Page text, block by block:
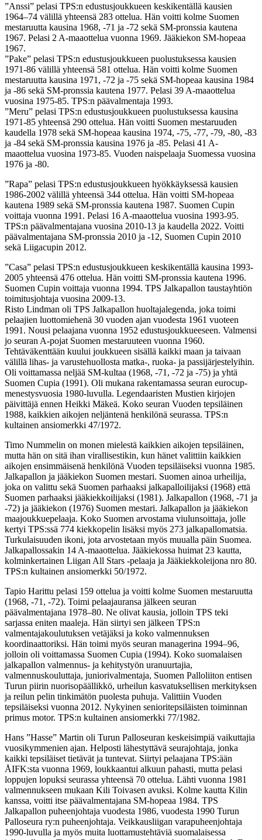
”Anssi” pelasi TPS:n edustusjoukkueen keskikentällä kausien
1964–74 välillä yhteensä 283 ottelua. Hän voitti kolme Suomen
mestaruutta kausina 1968, -71 ja -72 sekä SM-pronssia kautena
1967. Pelasi 2 A-maaottelua vuonna 1969. Jääkiekon SM-hopeaa
1967.
”Pake” pelasi TPS:n edustusjoukkueen puolustuksessa kausien
1971-86 välillä yhteensä 581 ottelua. Hän voitti kolme Suomen
mestaruutta kausina 1971, -72 ja -75 sekä SM-hopeaa kausina 1984
ja -86 sekä SM-pronssia kautena 1977. Pelasi 39 A-maaottelua
vuosina 1975-85. TPS:n päävalmentaja 1993.
”Meru” pelasi TPS:n edustusjoukkueen puolustuksessa kausina
1971-85 yhteensä 290 ottelua. Hän voitti Suomen mestaruuden
kaudella 1978 sekä SM-hopeaa kausina 1974, -75, -77, -79, -80, -83
ja -84 sekä SM-pronssia kausina 1976 ja -85. Pelasi 41 A-
maaottelua vuosina 1973-85. Vuoden naispelaaja Suomessa vuosina
1976 ja -80.
”Rapa” pelasi TPS:n edustusjoukkueen hyökkäyksessä kausien
1986-2002 välillä yhteensä 344 ottelua. Hän voitti SM-hopeaa
kautena 1989 sekä SM-pronssia kautena 1987. Suomen Cupin
voittaja vuonna 1991. Pelasi 16 A-maaottelua vuosina 1993-95.
TPS:n päävalmentajana vuosina 2010-13 ja kaudella 2022. Voitti
päävalmentajana SM-pronssia 2010 ja -12, Suomen Cupin 2010
sekä Liigacupin 2012.
”Casa” pelasi TPS:n edustusjoukkueen keskikentällä kausina 1993-
2005 yhteensä 476 ottelua. Hän voitti SM-pronssia kautena 1996.
Suomen Cupin voittaja vuonna 1994. TPS Jalkapallon taustayhtiön
toimitusjohtaja vuosina 2009-13.
Risto Lindman oli TPS Jalkapallon huoltajalegenda, joka toimi
pelaajien luottomiehenä 30 vuoden ajan vuodesta 1961 vuoteen
1991. Nousi pelaajana vuonna 1952 edustusjoukkueeseen. Valmensi
jo seuran A-pojat Suomen mestaruuteen vuonna 1960.
Tehtäväkenttään kuului joukkueen sisällä kaikki maan ja taivaan
välillä lihas- ja varustehuollosta matka-, ruoka- ja passijärjestelyihin.
Oli voittamassa neljää SM-kultaa (1968, -71, -72 ja -75) ja yhtä
Suomen Cupia (1991). Oli mukana rakentamassa seuran eurocup-
menestysvuosia 1980-luvulla. Legendaaristen Mustien kirjojen
päivittäjä ennen Heikki Mäkeä. Koko seuran Vuoden tepsiläinen
1988, kaikkien aikojen neljäntenä henkilönä seurassa. TPS:n
kultainen ansiomerkki 47/1972.
Timo Nummelin on monen mielestä kaikkien aikojen tepsiläinen,
mutta hän on sitä ihan virallisestikin, kun hänet valittiin kaikkien
aikojen ensimmäisenä henkilönä Vuoden tepsiläiseksi vuonna 1985.
Jalkapallon ja jääkiekon Suomen mestari. Suomen ainoa urheilija,
joka on valittu sekä Suomen parhaaksi jalkapalloilijaksi (1968) että
Suomen parhaaksi jääkiekkoilijaksi (1981). Jalkapallon (1968, -71 ja
-72) ja jääkiekon (1976) Suomen mestari. Jalkapallon ja jääkiekon
maajoukkuepelaaja. Koko Suomen arvostama viulunsoittaja, jolle
kertyi TPS:ssä 774 kiekkopelin lisäksi myös 273 jalkapallomatsia.
Turkulaisuuden ikoni, jota arvostetaan myös muualla päin Suomea.
Jalkapallossakin 14 A-maaottelua. Jääkiekossa huimat 23 kautta,
kolminkertainen Liigan All Stars -pelaaja ja Jääkiekkoleijona nro 80.
TPS:n kultainen ansiomerkki 50/1972.
Tapio Harittu pelasi 159 ottelua ja voitti kolme Suomen mestaruutta
(1968, -71, -72). Toimi pelaajauransa jälkeen seuran
päävalmentajana 1978–80. Ne olivat kausia, jolloin TPS teki
sarjassa eniten maaleja. Hän siirtyi sen jälkeen TPS:n
valmentajakoulutuksen vetäjäksi ja koko valmennuksen
koordinaattoriksi. Hän toimi myös seuran managerina 1994–96,
jolloin oli voittamassa Suomen Cupia (1994). Koko suomalaisen
jalkapallon valmennus- ja kehitystyön uranuurtajia,
valmennuskouluttaja, juniorivalmentaja, Suomen Palloliiton entisen
Turun piirin nuorisopäällikkö, urheilun kasvatuksellisen merkityksen
ja reilun pelin tinkimätön puolesta puhuja. Valittiin Vuoden
tepsiläiseksi vuonna 2012. Nykyinen senioritepsiläisten toiminnan
primus motor. TPS:n kultainen ansiomerkki 77/1982.
Hans ”Hasse” Martin oli Turun Palloseuran keskeisimpiä vaikuttajia
vuosikymmenien ajan. Helposti lähestyttävä seurajohtaja, jonka
kaikki tepsiläiset tietävät ja tuntevat. Siirtyi pelaajana TPS:ään
ÅIFK:sta vuonna 1969, loukkaantui alkuun pahasti, mutta pelasi
loppujen lopuksi seurassa yhteensä 70 ottelua. Lähti vuonna 1981
valmennukseen mukaan Kili Toivasen avuksi. Kolme kautta Kilin
kanssa, voitti itse päävalmentajana SM-hopeaa 1984. TPS
Jalkapallon puheenjohtaja vuodesta 1986, vuodesta 1990 Turun
Palloseura ry:n puheenjohtaja. Veikkausliigan varapuheenjohtaja
1990-luvulla ja myös muita luottamustehtäviä suomalaisessa